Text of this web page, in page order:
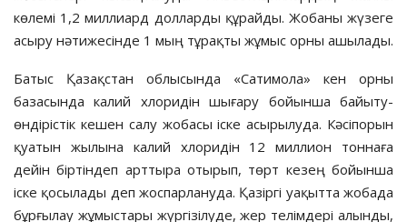
көлемі 1,2 миллиард долларды құрайды. Жобаны жүзеге
асыру нәтижесінде 1 мың тұрақты жұмыс орны ашылады.
Батыс Қазақстан облысында «Сатимола» кен орны
базасында калий хлоридін шығару бойынша байыту-
өндірістік кешен салу жобасы іске асырылуда. Кәсіпорын
қуатын жылына калий хлоридін 12 миллион тоннаға
дейін біртіндеп арттыра отырып, төрт кезең бойынша
іске қосылады деп жоспарлануда. Қазіргі уақытта жобада
бұрғылау жұмыстары жүргізілуде, жер телімдері алынды,